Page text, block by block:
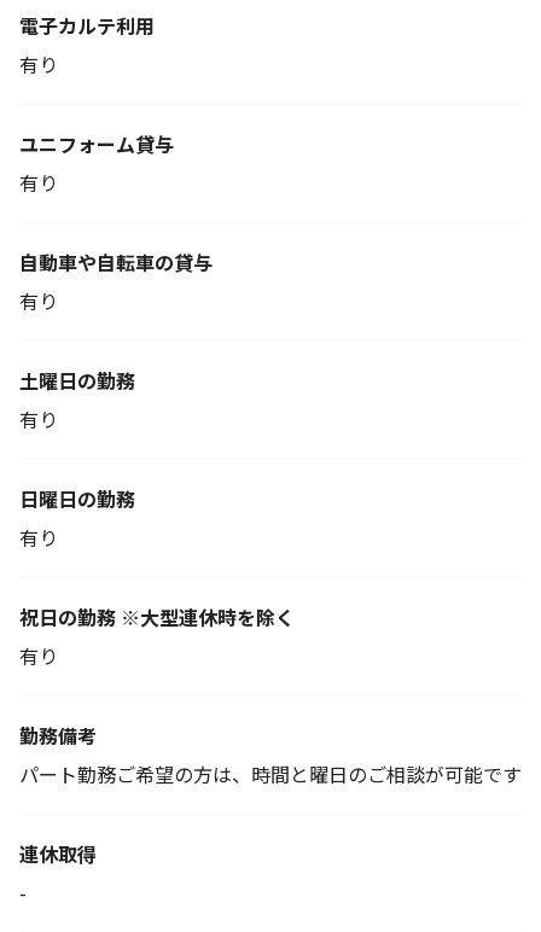
電子カルテ利用
有り
ユニフォーム貸与
有り
自動車や自転車の貸与
有り
土曜日の勤務
有り
日曜日の勤務
有り
祝日の勤務 ※大型連休時を除く
有り
勤務備考
パート勤務ご希望の方は、時間と曜日のご相談が可能です
連休取得
-